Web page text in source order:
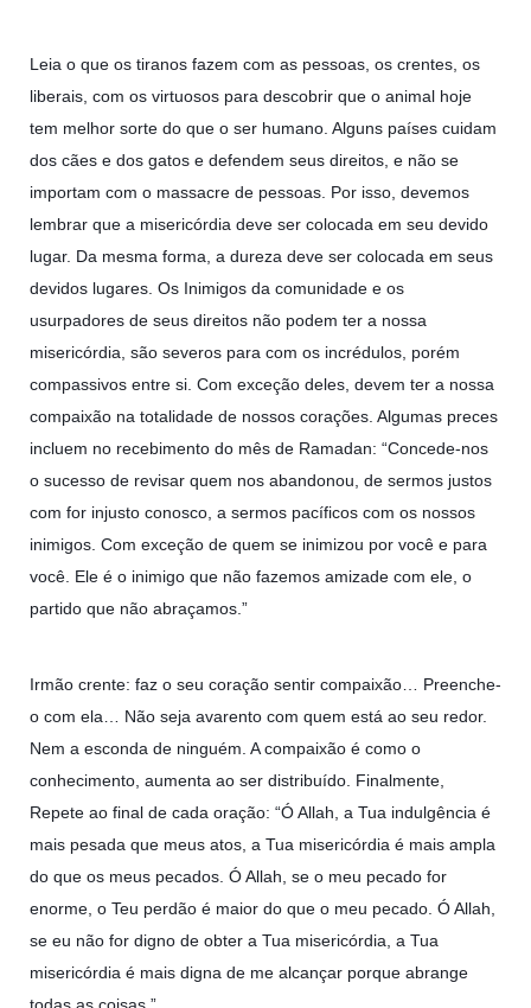
Leia o que os tiranos fazem com as pessoas, os crentes, os
liberais, com os virtuosos para descobrir que o animal hoje
tem melhor sorte do que o ser humano. Alguns países cuidam
dos cães e dos gatos e defendem seus direitos, e não se
importam com o massacre de pessoas. Por isso, devemos
lembrar que a misericórdia deve ser colocada em seu devido
lugar. Da mesma forma, a dureza deve ser colocada em seus
devidos lugares. Os Inimigos da comunidade e os
usurpadores de seus direitos não podem ter a nossa
misericórdia, são severos para com os incrédulos, porém
compassivos entre si. Com exceção deles, devem ter a nossa
compaixão na totalidade de nossos corações. Algumas preces
incluem no recebimento do mês de Ramadan: “Concede-nos
o sucesso de revisar quem nos abandonou, de sermos justos
com for injusto conosco, a sermos pacíficos com os nossos
inimigos. Com exceção de quem se inimizou por você e para
você. Ele é o inimigo que não fazemos amizade com ele, o
partido que não abraçamos.”
Irmão crente: faz o seu coração sentir compaixão… Preenche-
o com ela… Não seja avarento com quem está ao seu redor.
Nem a esconda de ninguém. A compaixão é como o
conhecimento, aumenta ao ser distribuído. Finalmente,
Repete ao final de cada oração: “Ó Allah, a Tua indulgência é
mais pesada que meus atos, a Tua misericórdia é mais ampla
do que os meus pecados. Ó Allah, se o meu pecado for
enorme, o Teu perdão é maior do que o meu pecado. Ó Allah,
se eu não for digno de obter a Tua misericórdia, a Tua
misericórdia é mais digna de me alcançar porque abrange